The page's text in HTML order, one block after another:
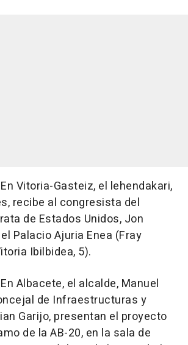
Vitoria-Gasteiz, el lehendakari,
recibe al congresista del
de Estados Unidos, Jon
Palacio Ajuria Enea (Fray
Ibilbidea, 5).
Albacete, el alcalde, Manuel
de Infraestructuras y
Garijo, presentan el proyecto
de la AB-20, en la sala de